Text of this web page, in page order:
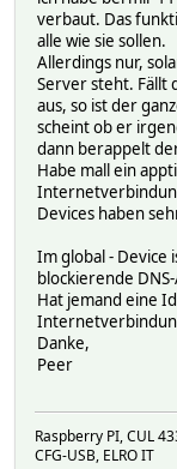
2018-12-
2018-12-
2018-12-
2018-12-
2018-12-
2018-12-
2018-12-
2018-12-
2018-12-
2018-12-
2018-12-
2018-12-
2018-12-
2018-12-
2018-12-
2018-12-
2018-12-
2018-12-
verbaut. Das
alle wie sie sollen.
Allerdings nur,
Server steht. Fällt
aus, so ist der
scheint ob er
dann berappelt
Habe mall ein
Devices haben
Im global - Device
blockierende
Hat jemand eine
Danke,
Peer
Raspberry PI, CUL
CFG-USB, ELRO IT